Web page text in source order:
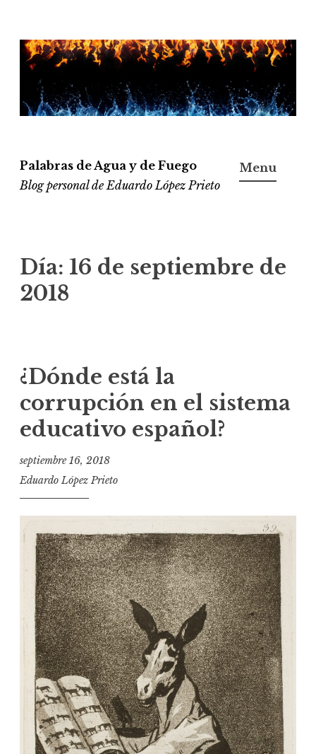
Ir
al
contenido
Palabras de Agua y de Fuego
Blog personal de Eduardo López Prieto
Menu
Día: 16 de septiembre de
2018
¿Dónde está la
corrupción en el sistema
educativo español?
septiembre 16, 2018
Eduardo López Prieto